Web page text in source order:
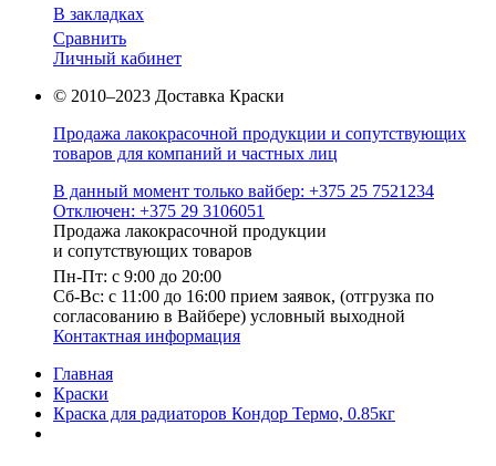
В закладках
Сравнить
Личный кабинет
© 2010–2023 Доставка Краски
Продажа лакокрасочной продукции и сопутствующих
товаров для компаний и частных лиц
В данный момент только вайбер: +375 25 7521234
Отключен: +375 29 3106051
Продажа лакокрасочной продукции
и сопутствующих товаров
Пн-Пт: с 9:00 до 20:00
Cб-Вс: с 11:00 до 16:00 прием заявок, (отгрузка по
согласованию в Вайбере) условный выходной
Контактная информация
Главная
Краски
Краска для радиаторов Кондор Термо, 0.85кг